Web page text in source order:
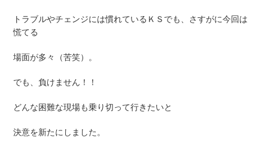
トラブルやチェンジには慣れているＫＳでも、さすがに今回は
慌てる
場面が多々（苦笑）。
でも、負けません！！
どんな困難な現場も乗り切って行きたいと
決意を新たにしました。